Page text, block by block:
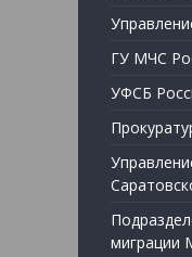
ГУ МЧС
УФСБ
миграции